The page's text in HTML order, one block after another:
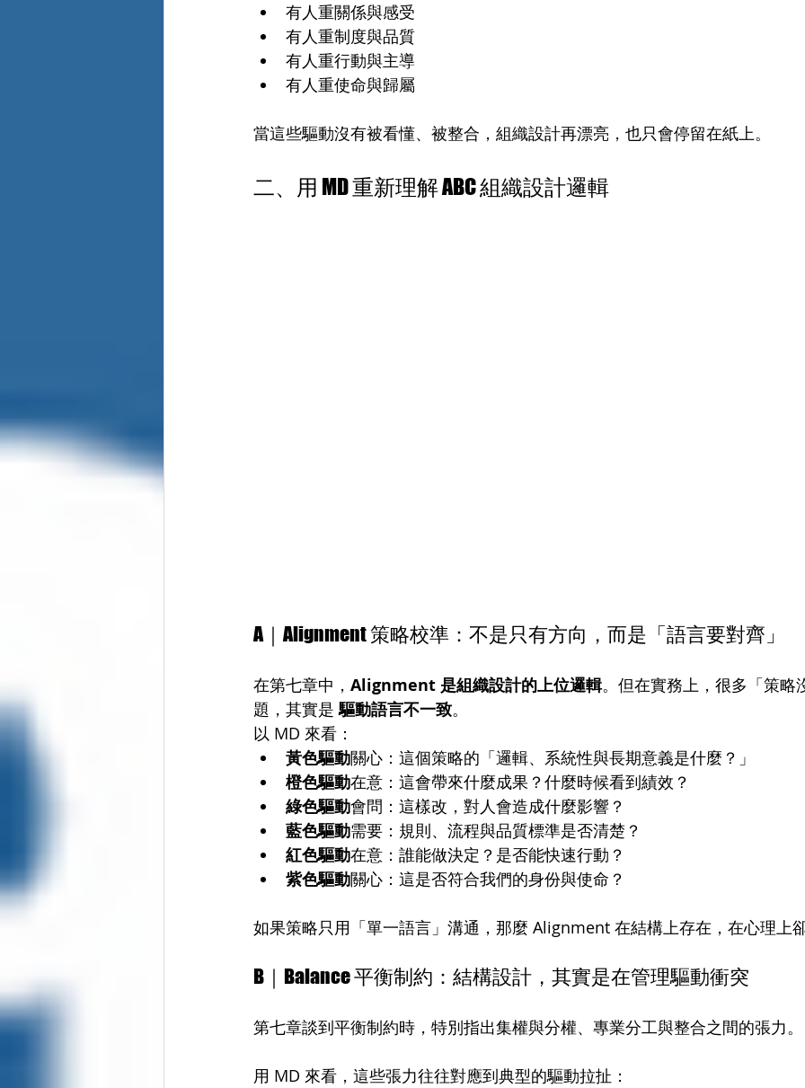
有人重關係與感受
有人重制度與品質
有人重行動與主導
有人重使命與歸屬
當這些驅動沒有被看懂、被整合，組織設計再漂亮，也只會停留在紙上。
二、用 MD 重新理解 ABC 組織設計邏輯
A｜Alignment 策略校準：不是只有方向，而是「語言要對齊」
在第七章中， Alignment 是組織設計的上位邏輯。但在實務上，很多「策略
題，其實是 驅動語言不一致。
以 MD 來看：
黃色驅動關心：這個策略的「邏輯、系統性與長期意義是什麼？」
橙色驅動在意：這會帶來什麼成果？什麼時候看到績效？
綠色驅動會問：這樣改，對人會造成什麼影響？
藍色驅動需要：規則、流程與品質標準是否清楚？
紅色驅動在意：誰能做決定？是否能快速行動？
紫色驅動關心：這是否符合我們的身份與使命？
如果策略只用「單一語言」溝通，那麼 Alignment 在結構上存在，在心理上卻
B｜Balance 平衡制約：結構設計，其實是在管理驅動衝突
第七章談到平衡制約時，特別指出集權與分權、專業分工與整合之間的張力。
用 MD 來看，這些張力往往對應到典型的驅動拉扯：